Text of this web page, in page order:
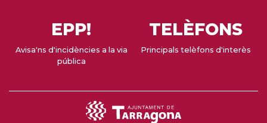
EPP!
Avisa'ns d'incidències a la via
pública
TELÈFONS
Principals telèfons d'interès